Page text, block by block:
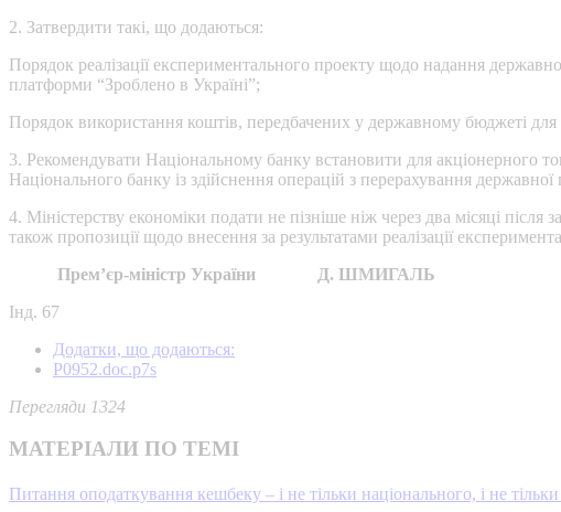
2. Затвердити такі, що додаються:
Порядок реалізації експериментального проекту щодо надання
платформи “Зроблено в Україні”;
Порядок використання коштів, передбачених у державному бюджеті
3. Рекомендувати Національному банку встановити для акціонерного
Національного банку із здійснення операцій з перерахування
4. Міністерству економіки подати не пізніше ніж через два місяці після
також пропозиції щодо внесення за результатами реалізації
Прем’єр-міністр України Д. ШМИГАЛЬ
Інд. 67
Додатки, що додаються:
Р0952.doc.p7s
Перегляди 1324
МАТЕРІАЛИ ПО ТЕМІ
Питання оподаткування кешбеку – і не тільки національного, і не